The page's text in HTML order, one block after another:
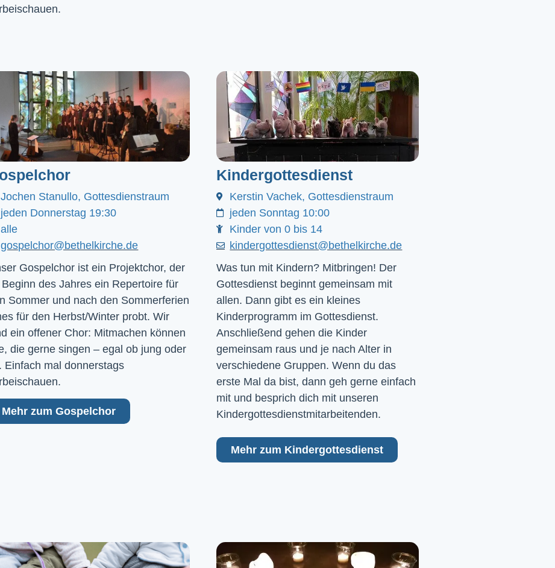
Jochen Stanullo, Gottesdienstraum
jeden Donnerstag 19:30
alle
gospelchor@bethelkirche.de
Gospelchor ist ein Projektchor, der
Beginn des Jahres ein Repertoire für
Sommer und nach den Sommerferien
für den Herbst/Winter probt. Wir
ein offener Chor: Mitmachen können
die gerne singen – egal ob jung oder
Einfach mal donnerstags
Mehr zum Gospelchor
Kindergottesdienst
Kerstin Vachek, Gottesdienstraum
jeden Sonntag 10:00
Kinder von 0 bis 14
kindergottesdienst@bethelkirche.de
Was tun mit Kindern? Mitbringen! Der
Gottesdienst beginnt gemeinsam mit
allen. Dann gibt es ein kleines
Kinderprogramm im Gottesdienst.
Anschließend gehen die Kinder
gemeinsam raus und je nach Alter in
verschiedene Gruppen. Wenn du das
erste Mal da bist, dann geh gerne einfach
mit und besprich dich mit unseren
Kindergottesdienstmitarbeitenden.
Mehr zum Kindergottesdienst